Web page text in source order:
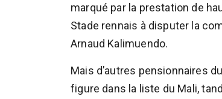
marqué par la prestation de
Stade rennais à disputer la
Arnaud Kalimuendo.
Mais d’autres pensionnaires
figure dans la liste du Mali,